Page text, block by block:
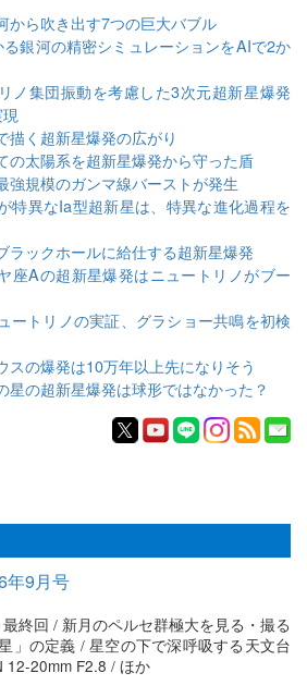
から吹き出す7つの巨大バブル
銀河の精密シミュレーションをAIで2か
ノ集団振動を考慮した3次元超新星爆発
描く超新星爆発の広がり
の太陽系を超新星爆発から守った盾
強規模のガンマ線バーストが発生
特異なIa型超新星は、特異な進化過程を
ラックホールに給仕する超新星爆発
座Aの超新星爆発はニュートリノがブー
ートリノの実証、グラショー共鳴を初検
スの爆発は10万年以上先になりそう
星の超新星爆発は球形ではなかった？
年9月号
最終回 / 新月のペルセ群極大を見る・撮る
」の定義 / 星空の下で深呼吸する天文台
12-20mm F2.8 / ほか